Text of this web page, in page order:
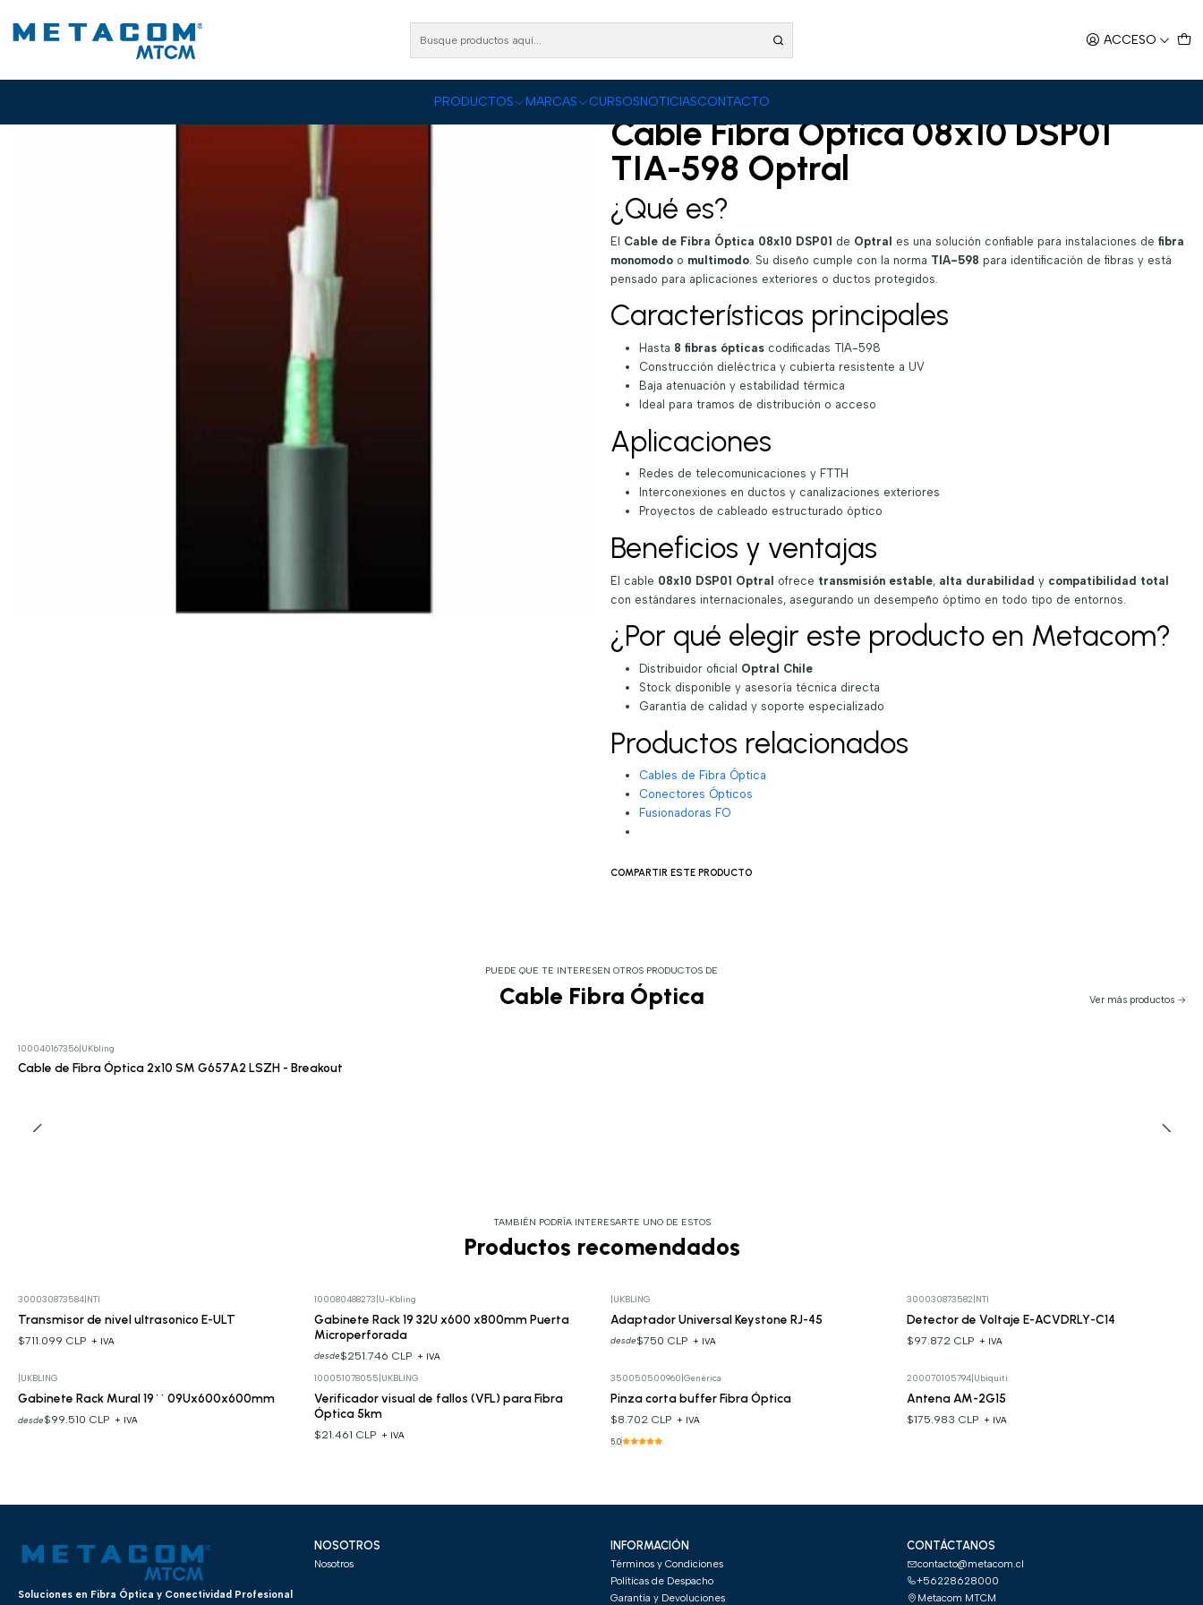
ACCESO
PRODUCTOS MARCAS CURSOSNOTICIASCONTACTO
Cable Fibra Óptica 08x10 DSP01 TIA 598
DESCRIPCIÓN
Cable Fibra Óptica 08x10 DSP01
TIA-598 Optral
¿Qué es?
El Cable de Fibra Óptica 08x10 DSP01 de Optral es una solución confiable para instalaciones de fibra
monomodoo multimodo. Su diseño cumple con la norma TIA-598 para identificación de fibras y está
pensado para aplicaciones exteriores o ductos protegidos.
Características principales
Hasta 8 fibras ópticascodificadas TIA-598
Construcción dieléctrica y cubierta resistente a UV
Baja atenuación y estabilidad térmica
Ideal para tramos de distribución o acceso
Aplicaciones
Redes de telecomunicaciones y FTTH
Interconexiones en ductos y canalizaciones exteriores
Proyectos de cableado estructurado óptico
Beneficios y ventajas
El cable 08x10 DSP01 Optral ofrece transmisión estable, alta durabilidad y compatibilidad total
con estándares internacionales, asegurando un desempeño óptimo en todo tipo de entornos.
¿Por qué elegir este producto en Metacom?
Distribuidor oficial Optral Chile
Stock disponible y asesoría técnica directa
Garantía de calidad y soporte especializado
Productos relacionados
Cables de Fibra Óptica
Conectores Ópticos
Fusionadoras FO
COMPARTIR ESTE PRODUCTO
PUEDE QUE TE INTERESEN OTROS PRODUCTOS DE
Cable Fibra Óptica Ver más productos
100040167356| UKbling
Cable de Fibra Óptica 2x10 SM G657A2 LSZH - Breakout
TAMBIÉN PODRÍA INTERESARTE UNO DE ESTOS
Productos recomendados
300030873584| NTI
Transmisor de nivel ultrasonico E-ULT
$711.099 CLP + IVA
100080488273 U-Kbling
Gabinete Rack 19 32U x600 x800mm Puerta
Microperforada
desde$251.746 CLP + IVA
UKBLING
Adaptador Universal Keystone RJ-45
desde$750 CLP + IVA
300030873582 NTI
Detector de Voltaje E-ACVDRLY-C14
$97.872 CLP + IVA
UKBLING
Gabinete Rack Mural 19´´ 09Ux600x600mm
desde$99.510 CLP + IVA
100051078055 UKBLING
Verificador visual de fallos (VFL) para Fibra
Óptica 5km
$21.461 CLP + IVA
350050500960 Genérica
Pinza corta buffer Fibra Óptica
$8.702 CLP + IVA
5.0
200070105794| Ubiquiti
Antena AM-2G15
$175.983 CLP + IVA
Soluciones en Fibra Óptica y Conectividad Profesional
NOSOTROS
Nosotros
INFORMACIÓN
Términos y Condiciones
Políticas de Despacho
Garantía y Devoluciones
CONTÁCTANOS
contacto@metacom.cl
+56228628000
Metacom MTCM